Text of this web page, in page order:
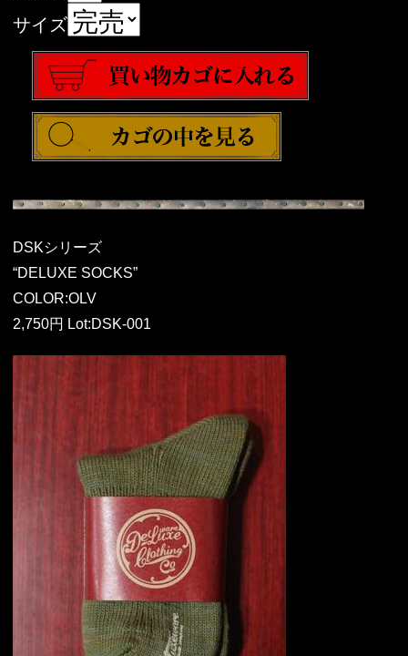
サイズ
DSKシリーズ
“DELUXE SOCKS”
COLOR:OLV
2,750円 Lot:DSK-001